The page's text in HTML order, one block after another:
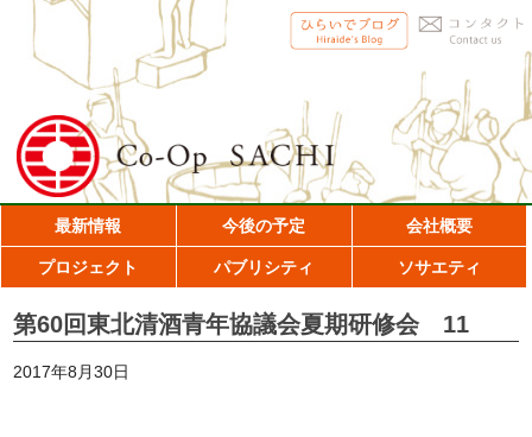
最新情報 今後の予定 会社概要
プロジェクト パブリシティ ソサエティ
第60回東北清酒青年協議会夏期研修会 11
2017年8月30日